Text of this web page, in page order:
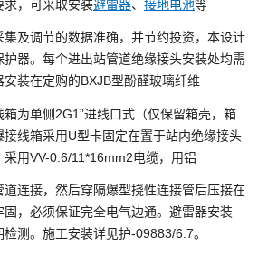
求，可采取安装避雷器、 接地电池等
及调节的数据准确，并节约投资，本设计
器。每个进出站管道绝缘接头安装处均需
装在定购的BXJB型酚醛玻璃纤维
为单侧2G1”进线口式（仅保留箱壳，箱
线箱采用U型卡固定在置于站内绝缘接头
用VV-0.6/11*16mm2电缆，用铝
连接，然后穿隔爆型挠性连接管后压接在
，必须保证完全电气边通。避雷器安装
测。施工安装详见护-09883/6.7。